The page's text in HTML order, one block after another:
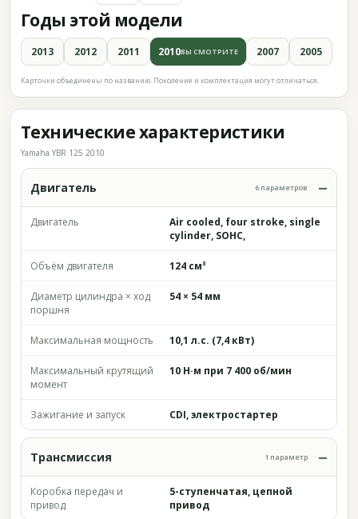
Годы этой модели
2013 2012 2011 2010ВЫ СМОТРИТЕ 2007 2005
Карточки объединены по названию. Поколение и комплектация могут отличаться.
Технические характеристики
Yamaha YBR 125 2010
Двигатель 6 параметров
Двигатель
Air cooled, four stroke, single
cylinder, SOHC,
Объём двигателя 124 см³
Диаметр цилиндра × ход
поршня
54 × 54 мм
Максимальная мощность 10,1 л.с. (7,4 кВт)
Максимальный крутящий
момент
10 Н·м при 7 400 об/мин
Зажигание и запуск CDI, электростартер
Трансмиссия 1 параметр
Коробка передач и
привод
5-ступенчатая, цепной
привод